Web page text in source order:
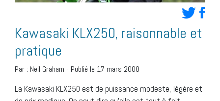
Kawasaki KLX250, raisonnable et
pratique
Par : Neil Graham - Publié le 17 mars 2008
La Kawasaki KLX250 est de puissance modeste, légère et